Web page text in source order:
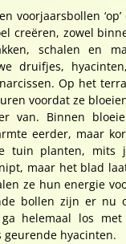
voorjaarsbollen
creëren, zowel
schalen en
druifjes,
Op het
voordat ze
van. Binnen
eerder, maar
tuin planten, mits
maar het blad
ze hun energie
bollen zijn er nu
helemaal los
geurende hyacinten.